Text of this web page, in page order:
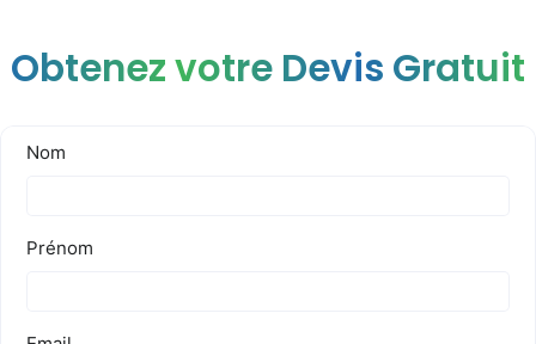
Obtenez votre Devis Gratuit